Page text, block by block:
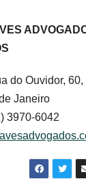
do Ouvidor,
Janeiro
3970-6042